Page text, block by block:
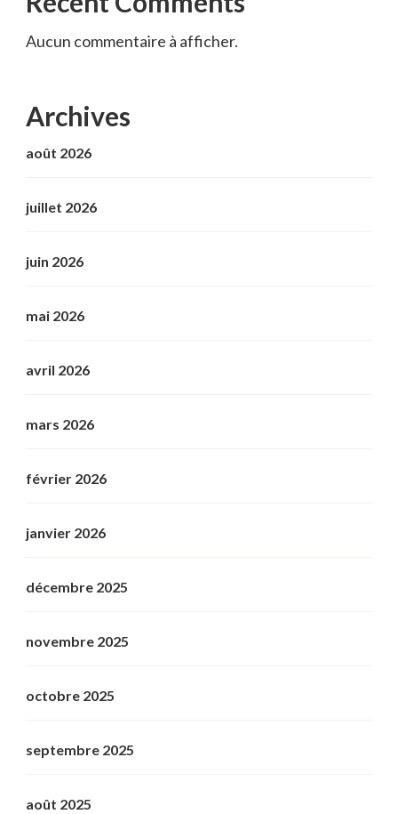
Aucun commentaire à afficher.
Archives
août 2026
juillet 2026
juin 2026
mai 2026
avril 2026
mars 2026
février 2026
janvier 2026
décembre 2025
novembre 2025
octobre 2025
septembre 2025
août 2025